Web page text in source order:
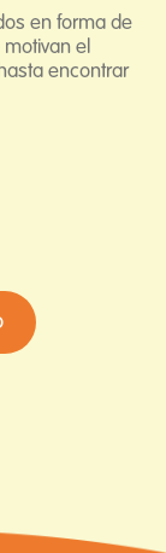
en forma de
el
encontrar